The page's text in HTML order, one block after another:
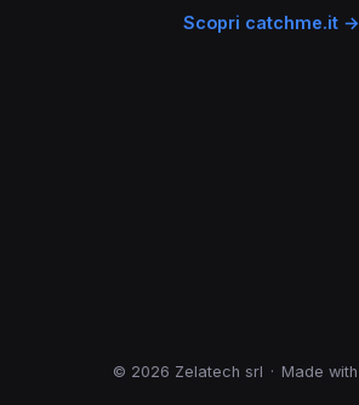
Scopri catchme.it →
© 2026 Zelatech srl · Made with